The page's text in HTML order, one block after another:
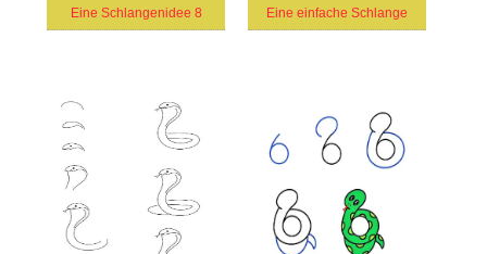
Eine Schlangenidee 8 Eine einfache Schlange